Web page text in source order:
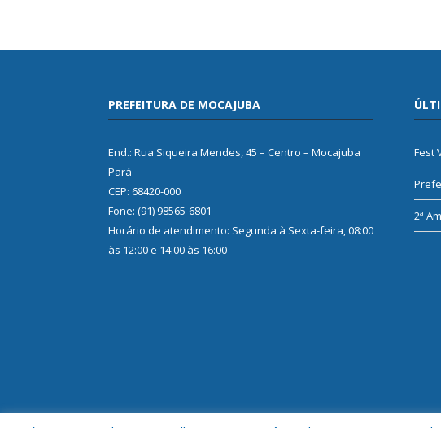
PREFEITURA DE MOCAJUBA
End.: Rua Siqueira Mendes, 45 – Centro – Mocajuba
Pará
CEP: 68420-000
Fone: (91) 98565-6801
Horário de atendimento: Segunda à Sexta-feira, 08:00
às 12:00 e 14:00 às 16:00
Fest
2ª